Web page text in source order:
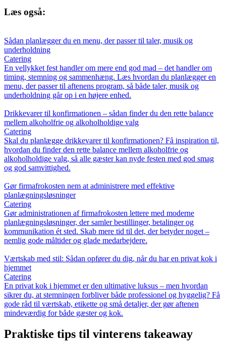
Læs også:
Sådan planlægger du en menu, der passer til taler, musik og
underholdning
Catering
En vellykket fest handler om mere end god mad – det handler om
timing, stemning og sammenhæng. Læs hvordan du planlægger en
menu, der passer til aftenens program, så både taler, musik og
underholdning går op i en højere enhed.
Drikkevarer til konfirmationen – sådan finder du den rette balance
mellem alkoholfrie og alkoholholdige valg
Catering
Skal du planlægge drikkevarer til konfirmationen? Få inspiration til,
hvordan du finder den rette balance mellem alkoholfrie og
alkoholholdige valg, så alle gæster kan nyde festen med god smag
og god samvittighed.
Gør firmafrokosten nem at administrere med effektive
planlægningsløsninger
Catering
Gør administrationen af firmafrokosten lettere med moderne
planlægningsløsninger, der samler bestillinger, betalinger og
kommunikation ét sted. Skab mere tid til det, der betyder noget –
nemlig gode måltider og glade medarbejdere.
Værtskab med stil: Sådan opfører du dig, når du har en privat kok i
hjemmet
Catering
En privat kok i hjemmet er den ultimative luksus – men hvordan
sikrer du, at stemningen forbliver både professionel og hyggelig? Få
gode råd til værtskab, etikette og små detaljer, der gør aftenen
mindeværdig for både gæster og kok.
Praktiske tips til vinterens takeaway